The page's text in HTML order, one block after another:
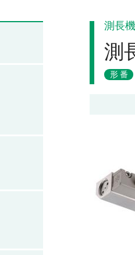
測長
測
形番